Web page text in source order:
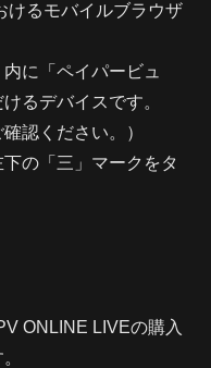
るモバイルブラウザ
に「ペイパービュ
るデバイスです。
認ください。）
の「三」マークをタ
ONLINE LIVEの購入